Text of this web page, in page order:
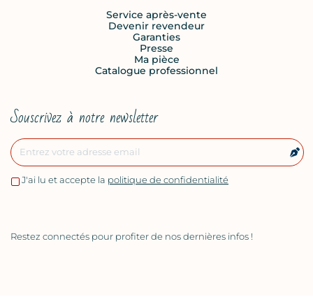
Service après-vente
Devenir revendeur
Garanties
Presse
Ma pièce
Catalogue professionnel
Souscrivez à notre newsletter
J'ai lu et accepte la politique de confidentialité
Restez connectés pour profiter de nos dernières infos !